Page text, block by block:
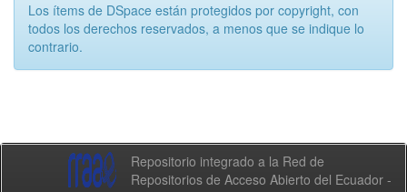
Los ítems de DSpace están protegidos por copyright, con
todos los derechos reservados, a menos que se indique lo
contrario.
Repositorio integrado a la Red de
Repositorios de Acceso Abierto del Ecuador -